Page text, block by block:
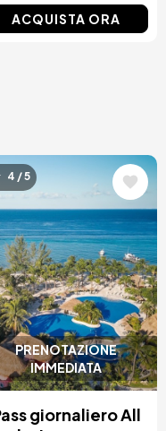
ACQUISTA ORA
PRENOTAZIONE
IMMEDIATA
4 / 5
giornaliero All